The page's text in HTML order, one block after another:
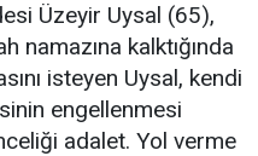
Üzeyir Uysal (65),
namazına kalktığında
isteyen Uysal, kendi
engellenmesi
adalet. Yol verme